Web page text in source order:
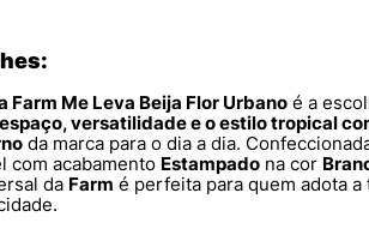
Farm Me Leva Beija Flor Urbano é a
espaço, versatilidade e o estilo tropical
da marca para o dia a dia.
com acabamento Estampado na cor
da Farm é perfeita para quem adota a